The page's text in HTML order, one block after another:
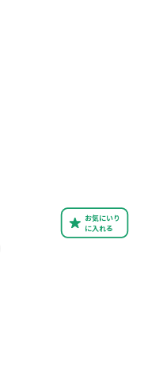
お気にいり
に入れる